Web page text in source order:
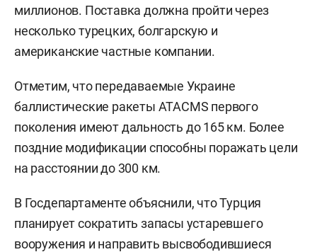
миллионов. Поставка должна пройти через
несколько турецких, болгарскую и
американские частные компании.
Отметим, что передаваемые Украине
баллистические ракеты ATACMS первого
поколения имеют дальность до 165 км. Более
поздние модификации способны поражать цели
на расстоянии до 300 км.
В Госдепартаменте объяснили, что Турция
планирует сократить запасы устаревшего
вооружения и направить высвободившиеся